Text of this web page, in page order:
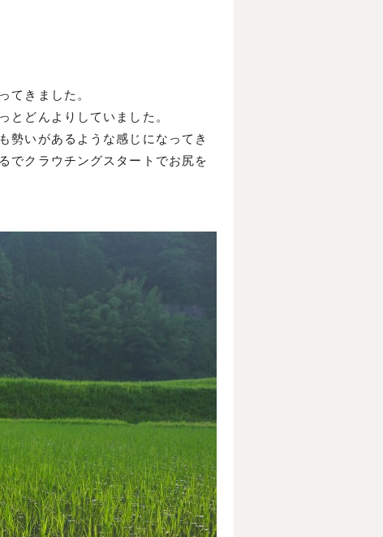
てきました。
とどんよりしていました。
勢いがあるような感じになってき
でクラウチングスタートでお尻を